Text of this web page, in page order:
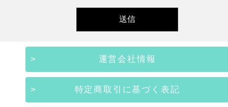
運営会社情報
特定商取引に基づく表記